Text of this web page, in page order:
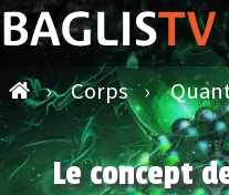
› Corps ›
Le concept